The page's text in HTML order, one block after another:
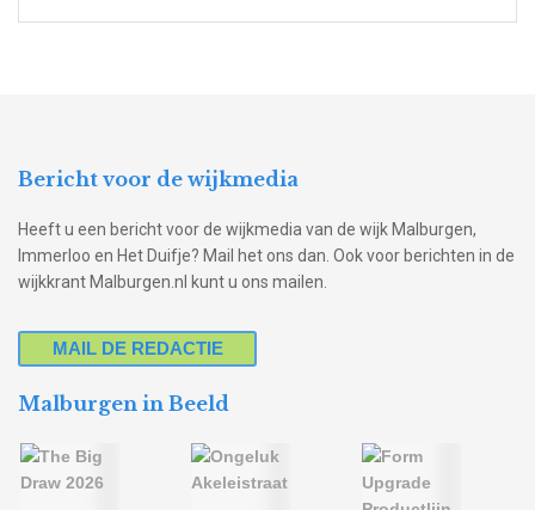
Bericht voor de wijkmedia
Heeft u een bericht voor de wijkmedia van de wijk Malburgen,
Immerloo en Het Duifje? Mail het ons dan. Ook voor berichten in de
wijkkrant Malburgen.nl kunt u ons mailen.
MAIL DE REDACTIE
Malburgen in Beeld